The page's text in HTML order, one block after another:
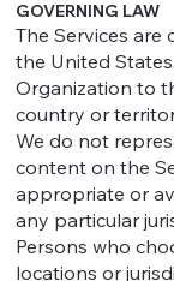
GOVERNING LAW
The Services
the United
Organization to
country or
We do not
content on the
appropriate or
any particular
Persons who
locations or